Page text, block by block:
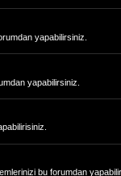
yapabilirsiniz.
yapabilirsiniz.
bu forumdan